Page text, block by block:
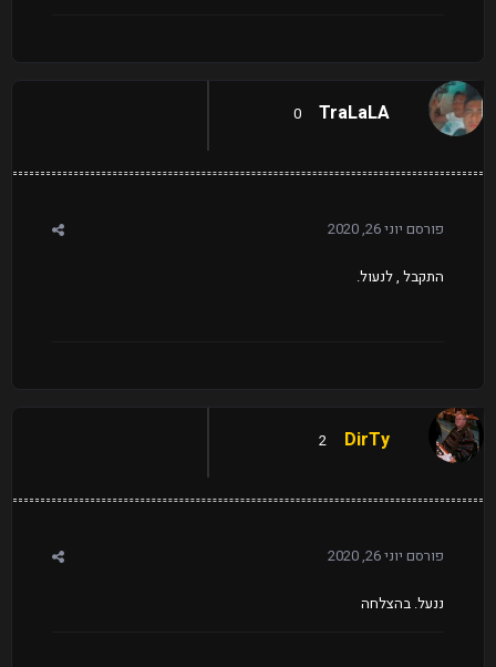
TraLaLA
0
פורסם יוני 26, 2020
התקבל , לנעול.
DirTy
2
פורסם יוני 26, 2020
ננעל. בהצלחה